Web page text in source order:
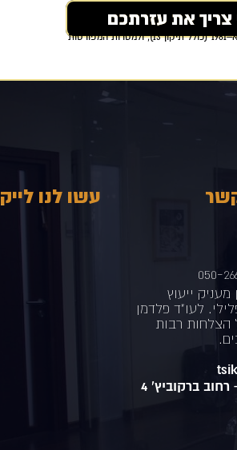
אני מאשר/ת כי ידוע לי ומוסכם עלי כי הפרטים שמסרתי ייאספו, יוחזקו ויעובדו במאגר מידע בהתאם להוראות חוק הגנת הפרטיות, התשמ״א–1981 (כולל תיקון 13), ולמטרות המפורטות
050-
ייעוץ
לעו"ד פלדמן
הצלחות רבות
רחוב ברקוביץ' 4
עשו לנו לייק